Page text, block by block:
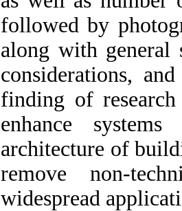
followed by
along with general
considerations,
finding of
enhance
architecture of
remove non-
widespread